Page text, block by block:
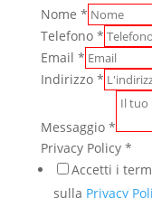
Nome *
Telefono *
Email *
Indirizzo *
Messaggio *
Privacy Policy *
Accetti i
sulla Privacy